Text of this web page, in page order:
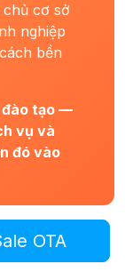
cơ sở
nghiệp
bền
đào tạo —
vụ và
đó vào
OTA